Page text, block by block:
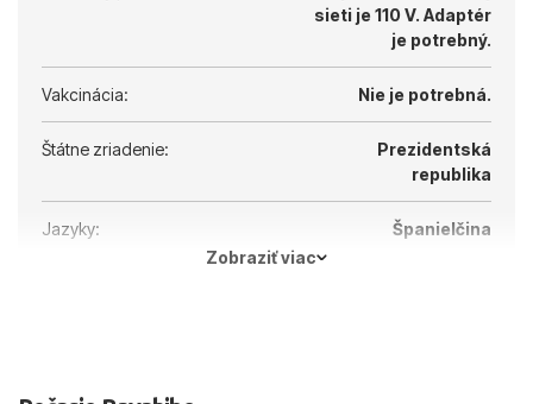
sieti je 110 V. Adaptér
je potrebný.
Vakcinácia: Nie je potrebná.
Štátne zriadenie:
Prezidentská
republika
Jazyky: Španielčina
Zobraziť viac